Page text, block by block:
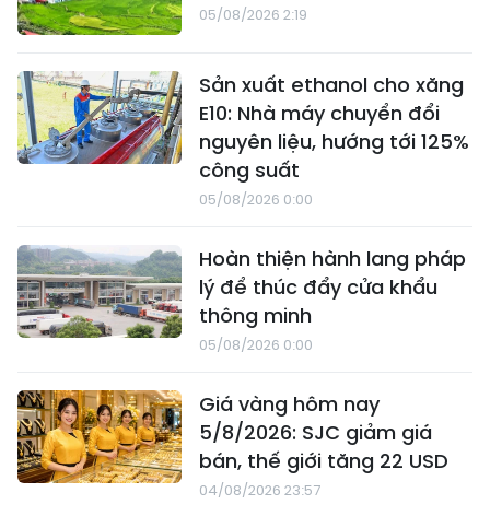
05/08/2026 2:19
Sản xuất ethanol cho xăng
E10: Nhà máy chuyển đổi
nguyên liệu, hướng tới 125%
công suất
05/08/2026 0:00
Hoàn thiện hành lang pháp
lý để thúc đẩy cửa khẩu
thông minh
05/08/2026 0:00
Giá vàng hôm nay
5/8/2026: SJC giảm giá
bán, thế giới tăng 22 USD
04/08/2026 23:57